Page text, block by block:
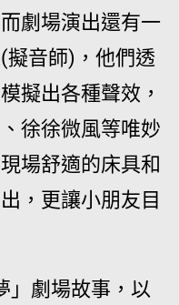
劇場演出還有一
擬音師)，他們透
擬出各種聲效，
徐徐微風等唯妙
場舒適的床具和
，更讓小朋友目
」劇場故事，以